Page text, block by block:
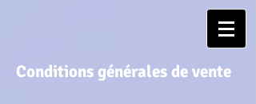
Conditions générales de vente